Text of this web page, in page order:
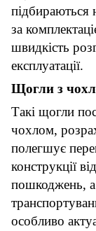
підбираються
за
швидкість
експлуатації.
Щогли з
Такі щогли
чохлом,
полегшує
конструкції
пошкоджень, а
особливо